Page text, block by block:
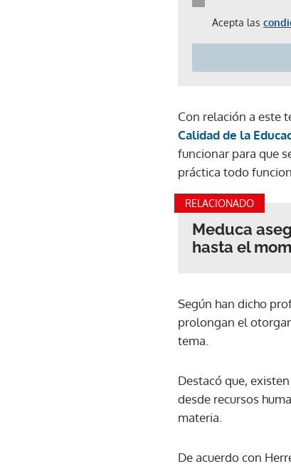
Acepta las
Con relación a este
Calidad de la
funcionar para que
práctica todo
RELACIONADO
Meduca
hasta el
Según han dicho
prolongan el
tema.
Destacó que,
desde recursos
materia.
De acuerdo con